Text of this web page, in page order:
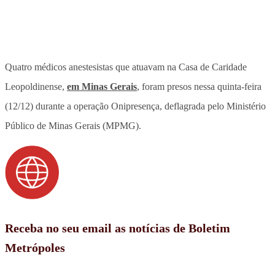
Quatro médicos anestesistas que atuavam na Casa de Caridade
Leopoldinense, em Minas Gerais, foram presos nessa quinta-feira
(12/12) durante a operação Onipresença, deflagrada pelo Ministério
Público de Minas Gerais (MPMG).
Receba no seu email as notícias de Boletim
Metrópoles